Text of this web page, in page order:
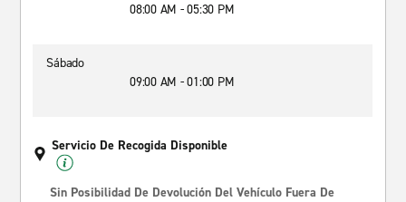
08:00 AM - 05:30 PM
Sábado
09:00 AM - 01:00 PM
Servicio De Recogida Disponible
Sin Posibilidad De Devolución Del Vehículo Fuera De